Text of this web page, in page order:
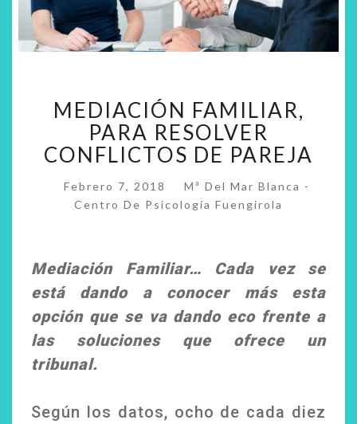
FAMILIAR,
PARA
RESOLVER
CONFLICTOS
DE
MEDIACIÓN FAMILIAR,
PARA RESOLVER
CONFLICTOS DE PAREJA
Febrero 7, 2018
Mª Del Mar Blanca -
Centro De Psicología Fuengirola
Mediación Familiar… Cada vez se
está dando a conocer más esta
opción que se va dando eco frente a
las soluciones que ofrece un
tribunal.
Según los datos, ocho de cada diez